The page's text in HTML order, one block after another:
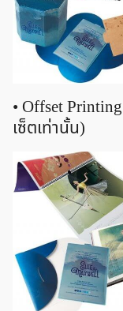
• Offset
เซ็ตเท่านั้น)